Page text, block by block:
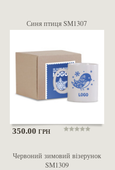
Синя птиця SM1307
350.00 ГРН
Червоний зимовий візерунок
SM1309